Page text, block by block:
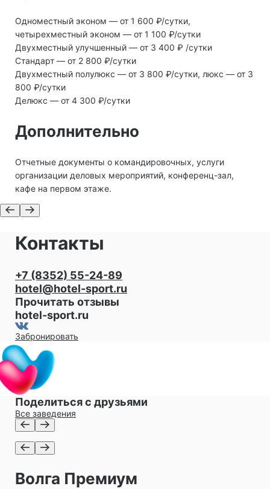
Одноместный эконом — от 1 600 ₽/сутки,
четырехместный эконом — от 1 100 ₽/сутки
Двухместный улучшенный — от 3 400 ₽ /сутки
Стандарт — от 2 800 ₽/сутки
Двухместный полулюкс — от 3 800 ₽/сутки, люкс — от 3
800 ₽/сутки
Делюкс — от 4 300 ₽/сутки
Дополнительно
Отчетные документы о командировочных, услуги
организации деловых мероприятий, конференц-зал,
кафе на первом этаже.
Контакты
+7 (8352) 55-24-89
hotel@hotel-sport.ru
Прочитать отзывы
hotel-sport.ru
Забронировать
Поделиться с друзьями
Все заведения
Волга Премиум